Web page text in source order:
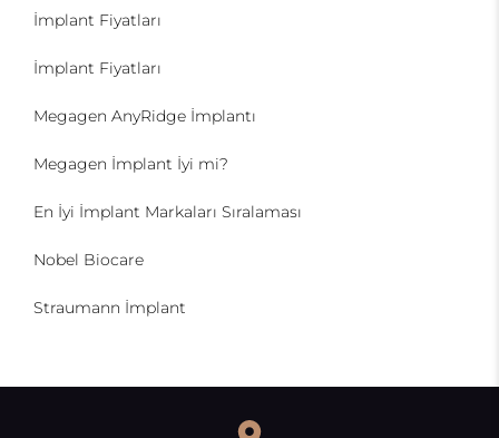
İmplant Fiyatları
İmplant Fiyatları
Megagen AnyRidge İmplantı
Megagen İmplant İyi mi?
En İyi İmplant Markaları Sıralaması
Nobel Biocare
Straumann İmplant